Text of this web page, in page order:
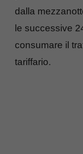
dalla
le successive
consumare il
tariffario.